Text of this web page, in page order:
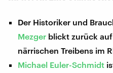
Der Historiker und
Mezger blickt zurück
närrischen Treibens im
Michael Euler-Schmidt